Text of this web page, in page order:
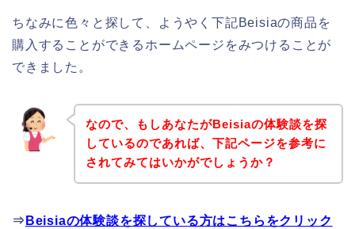
ちなみに色々と探して、ようやく下記Beisiaの商品を
購入することができるホームページをみつけることが
できました。
なので、もしあなたがBeisiaの体験談を探
しているのであれば、下記ページを参考に
されてみてはいかがでしょうか？
⇒ Beisiaの体験談を探している方はこちらをクリック